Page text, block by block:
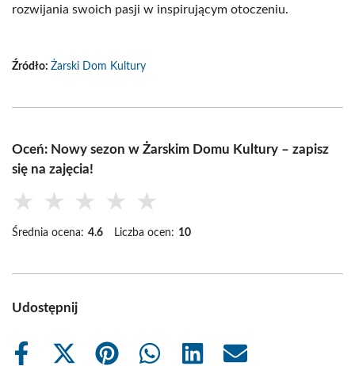
rozwijania swoich pasji w inspirującym otoczeniu.
Źródło: Żarski Dom Kultury
Oceń: Nowy sezon w Żarskim Domu Kultury – zapisz
się na zajęcia!
★ ★ ★ ★ ★
Średnia ocena: 4.6 Liczba ocen: 10
Udostępnij
Share
Share
Share
Share
Share
Share